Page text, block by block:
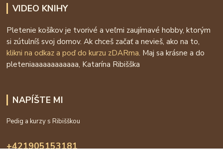
VIDEO KNIHY
Pletenie košíkov je tvorivé a veľmi zaujímavé hobby, ktorým
si zútulníš svoj domov. Ak chceš začať a nevieš, ako na to,
klikni na odkaz a poď do kurzu zDARma. Maj sa krásne a do
pleteniaaaaaaaaaaaa, Katarína Ribišška
NAPÍŠTE MI
Pedig a kurzy s Ribišškou
+421905153181